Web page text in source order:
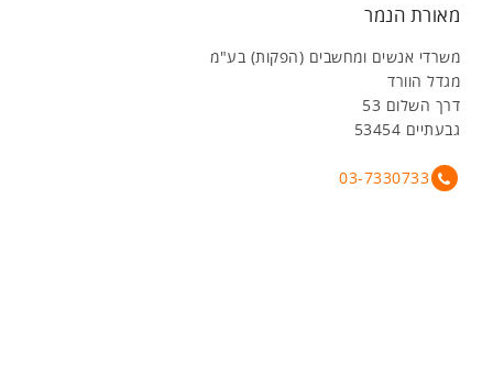
מאורת הנמר
משרדי אנשים ומחשבים (הפקות) בע"מ
מגדל הוורד
דרך השלום 53
גבעתיים 53454
03-7330733